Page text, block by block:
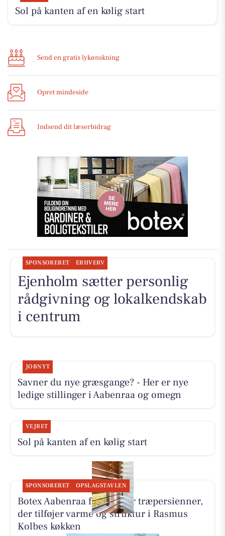
Sol på kanten af en kølig start
Send en gratis lykønskning
Opret mindeside
Indsend dit læserbidrag
SPONSORERET ERHVERV
Ejenholm sætter personlig
rådgivning og lokalkendskab
i centrum
JOBNYT
Savner du nye græsgange? - Her er nye
ledige stillinger i Aabenraa og omegn
VEJRET
Sol på kanten af en kølig start
SPONSORERET OPSLAGSTAVLEN
Botex Aabenraa fremhæver træpersienner,
der tilføjer varme og struktur i Rasmus
Kolbes køkken